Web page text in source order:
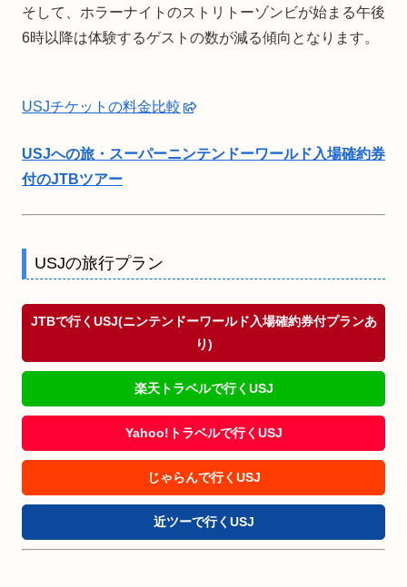
そして、ホラーナイトのストリトーゾンビが始まる午後
6時以降は体験するゲストの数が減る傾向となります。
USJチケットの料金比較
USJへの旅・スーパーニンテンドーワールド入場確約券
付のJTBツアー
USJの旅行プラン
JTBで行くUSJ(ニンテンドーワールド入場確約券付プランあ
り)
楽天トラベルで行くUSJ
Yahoo!トラベルで行くUSJ
じゃらんで行くUSJ
近ツーで行くUSJ